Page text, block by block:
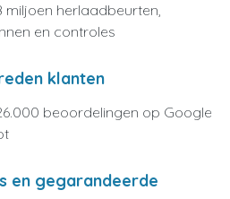
miljoen herlaadbeurten,
en controles
klanten
beoordelingen op Google
en gegarandeerde